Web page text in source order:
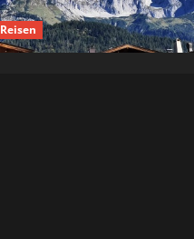
Reisen